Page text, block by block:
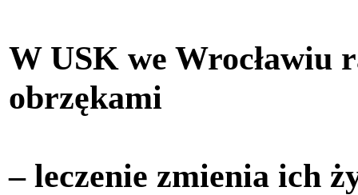
W USK we Wrocławiu
obrzękami
– leczenie zmienia ich